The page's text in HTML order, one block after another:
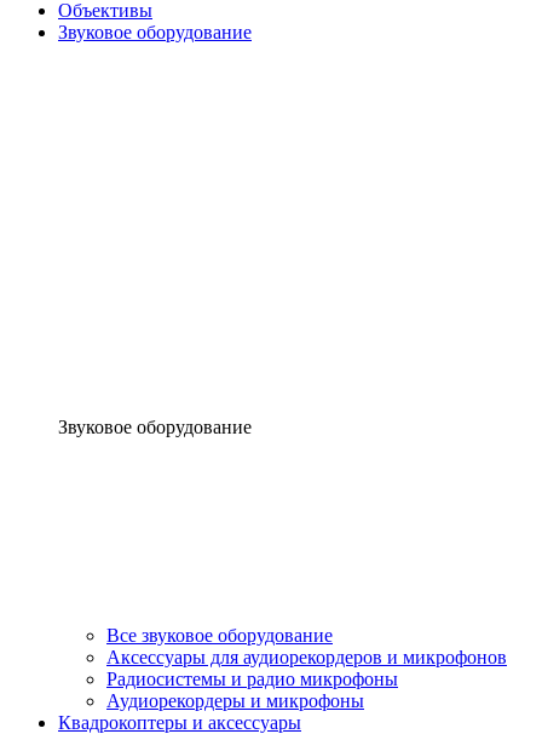
Объективы
Звуковое оборудование
Звуковое оборудование
Все звуковое оборудование
Аксессуары для аудиорекордеров и микрофонов
Радиосистемы и радио микрофоны
Аудиорекордеры и микрофоны
Квадрокоптеры и аксессуары